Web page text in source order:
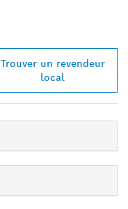
Trouver un revendeur
local